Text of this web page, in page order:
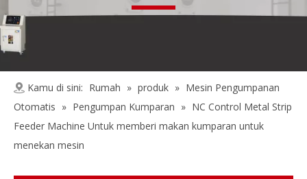
Kamu di sini: Rumah » produk » Mesin Pengumpanan
Otomatis » Pengumpan Kumparan » NC Control Metal Strip
Feeder Machine Untuk memberi makan kumparan untuk
menekan mesin